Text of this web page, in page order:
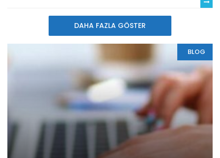
DAHA FAZLA GÖSTER
BLOG